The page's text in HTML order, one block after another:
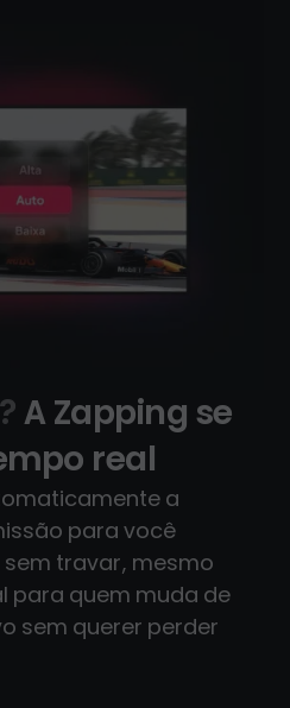
A Zapping se
real
a
para você
travar, mesmo
para quem muda de
sem querer perder